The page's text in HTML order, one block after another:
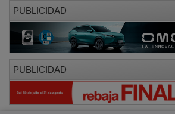
PUBLICIDAD
PUBLICIDAD